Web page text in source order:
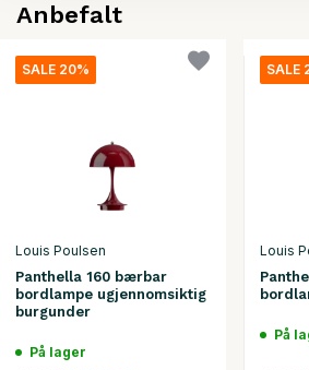
Anbefalt
SALE 20%
Louis Poulsen
Panthella 160 bærbar
bordlampe ugjennomsiktig
burgunder
På lager
SALE
Louis
På